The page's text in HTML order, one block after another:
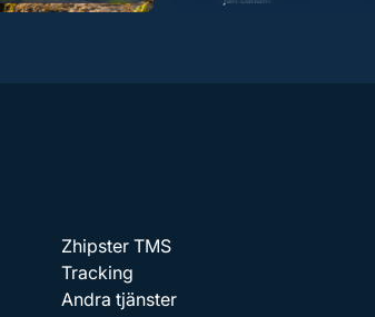
Zhipster TMS
Tracking
Andra tjänster